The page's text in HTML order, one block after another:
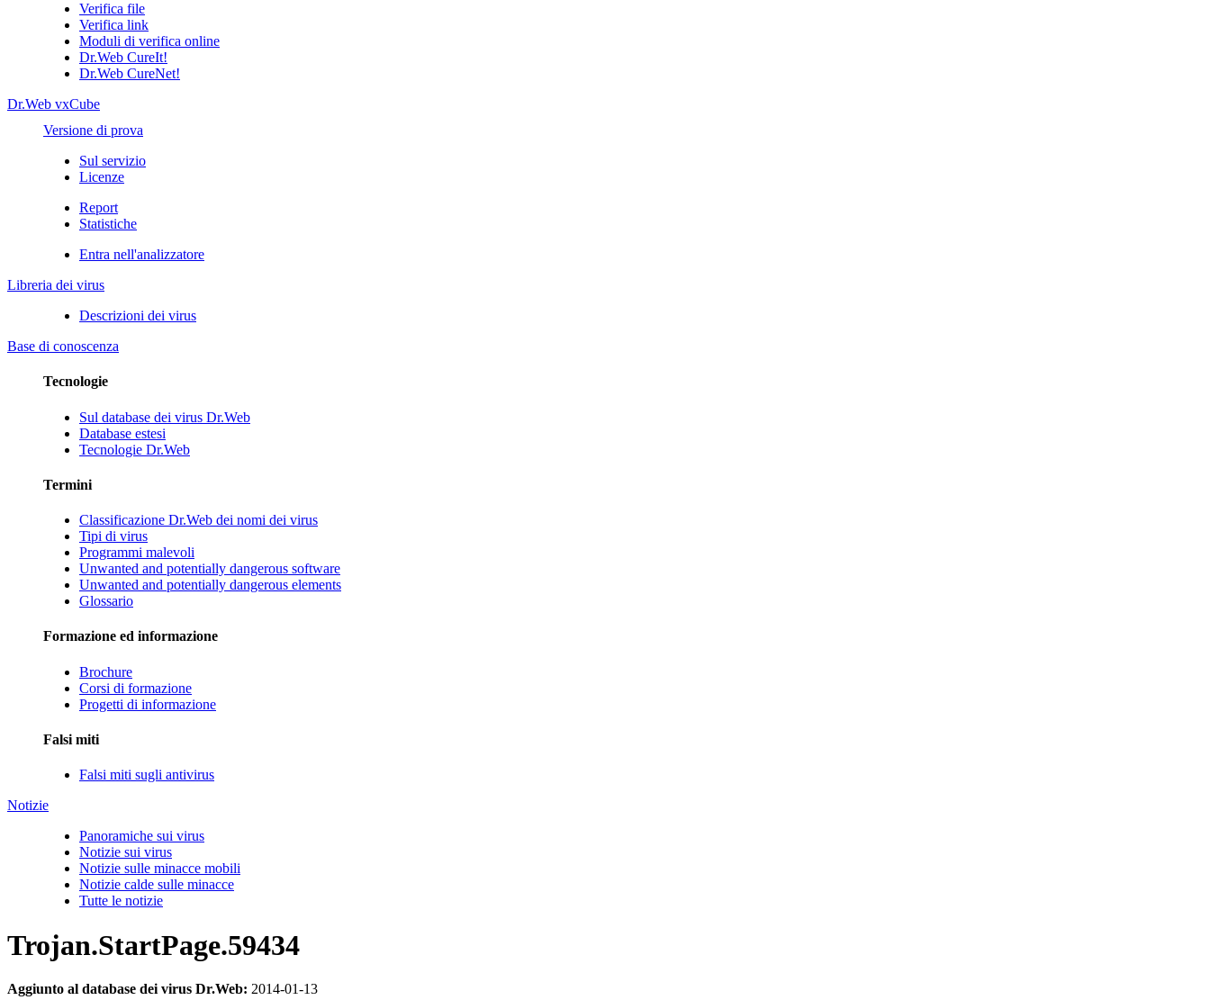
Verifica file
Verifica link
Moduli di verifica online
Dr.Web CureIt!
Dr.Web CureNet!
Dr.Web vxCube
Versione di prova
Sul servizio
Licenze
Report
Statistiche
Entra nell'analizzatore
Libreria dei virus
Descrizioni dei virus
Base di conoscenza
Tecnologie
Sul database dei virus Dr.Web
Database estesi
Tecnologie Dr.Web
Termini
Classificazione Dr.Web dei nomi dei virus
Tipi di virus
Programmi malevoli
Unwanted and potentially dangerous software
Unwanted and potentially dangerous elements
Glossario
Formazione ed informazione
Brochure
Corsi di formazione
Progetti di informazione
Falsi miti
Falsi miti sugli antivirus
Notizie
Panoramiche sui virus
Notizie sui virus
Notizie sulle minacce mobili
Notizie calde sulle minacce
Tutte le notizie
Trojan.StartPage.59434
Aggiunto al database dei virus Dr.Web: 2014-01-13